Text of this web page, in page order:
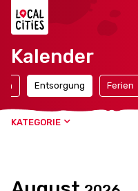
Kalender
Entsorgung Ferien
KATEGORIE